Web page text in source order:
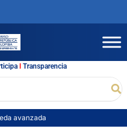
l Transparencia
avanzada